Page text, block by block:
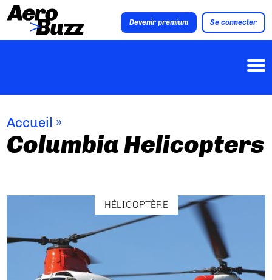
Devenir premium Se connecter
Accueil »
Columbia Helicopters
HÉLICOPTÈRE